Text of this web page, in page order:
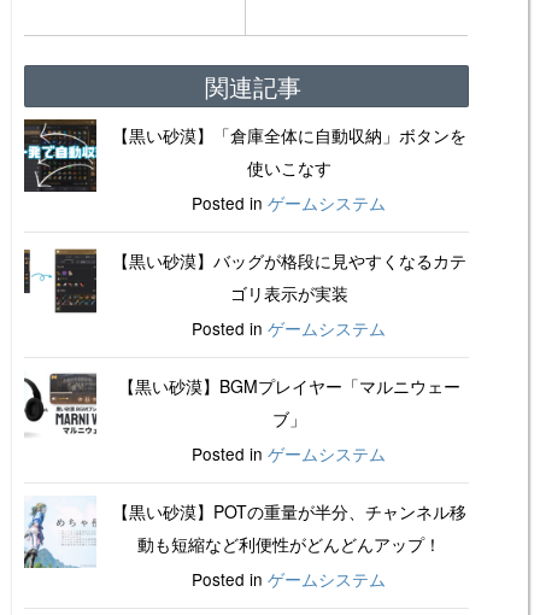
関連記事
【黒い砂漠】「倉庫全体に自動収納」ボタンを
使いこなす
Posted in ゲームシステム
【黒い砂漠】バッグが格段に見やすくなるカテ
ゴリ表示が実装
Posted in ゲームシステム
【黒い砂漠】BGMプレイヤー「マルニウェー
ブ」
Posted in ゲームシステム
【黒い砂漠】POTの重量が半分、チャンネル移
動も短縮など利便性がどんどんアップ！
Posted in ゲームシステム